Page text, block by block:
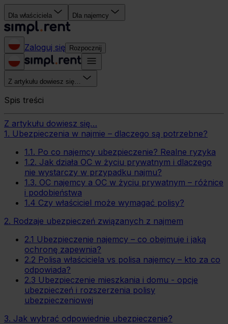
Dla właściciela Dla najemcy
Zaloguj się Rozpocznij
Z artykułu dowiesz się…
Spis treści
Z artykułu dowiesz się…
1. Ubezpieczenia w najmie – dlaczego są potrzebne?
1.1. Po co najemcy ubezpieczenie? Realne ryzyka
1.2. Jak działa OC w życiu prywatnym i dlaczego
nie wystarczy w przypadku najmu?
1.3. OC najemcy a OC w życiu prywatnym – różnice
i podobieństwa
1.4 Czy właściciel może wymagać polisy?
2. Rodzaje ubezpieczeń związanych z najmem
2.1 Ubezpieczenie najemcy – co obejmuje i jaką
ochronę zapewnia?
2.2 Polisa właściciela vs polisa najemcy – kto za co
odpowiada?
2.3 Ubezpieczenie mieszkania i domu - opcje
ubezpieczeń i rozszerzenia polisy
ubezpieczeniowej
3. Jak wybrać odpowiednie ubezpieczenie?